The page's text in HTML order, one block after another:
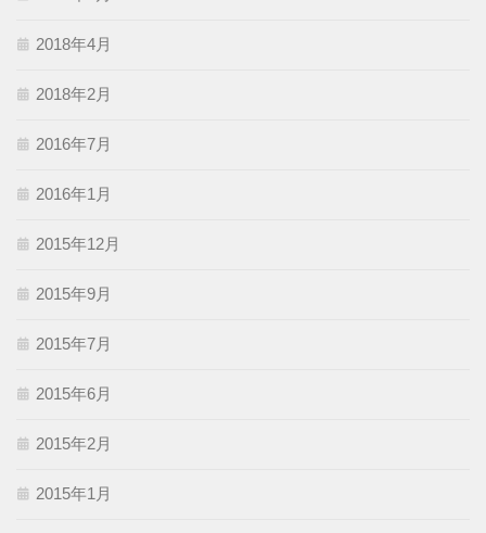
2018年4月
2018年2月
2016年7月
2016年1月
2015年12月
2015年9月
2015年7月
2015年6月
2015年2月
2015年1月